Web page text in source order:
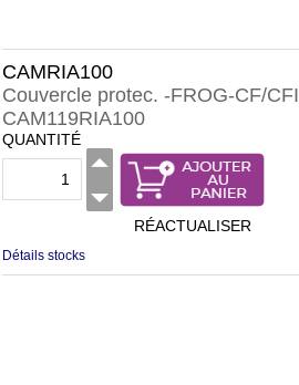
CAMRIA100
Couvercle protec. -FROG-CF/CFI
CAM119RIA100
QUANTITÉ
RÉACTUALISER
Détails stocks